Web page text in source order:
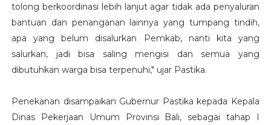
tolong berkoordinasi lebih lanjut agar tidak ada penyaluran
bantuan dan penanganan lainnya yang tumpang tindih,
apa yang belum disalurkan Pemkab, nanti kita yang
salurkan, jadi bisa saling mengisi dan semua yang
dibutuhkan warga bisa terpenuhi," ujar Pastika.
Penekanan disampaikan Gubernur Pastika kepada Kepala
Dinas Pekerjaan Umum Provinsi Bali, sebagai tahap I